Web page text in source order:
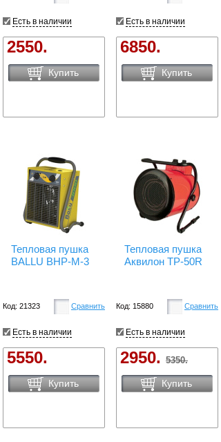
Есть в наличии
2550.
Купить
Есть в наличии
6850.
Купить
Тепловая пушка
BALLU BHP-M-3
Код: 21323 Сравнить
Есть в наличии
5550.
Купить
Тепловая пушка
Аквилон TP-50R
Код: 15880 Сравнить
Есть в наличии
2950. 5350.
Купить